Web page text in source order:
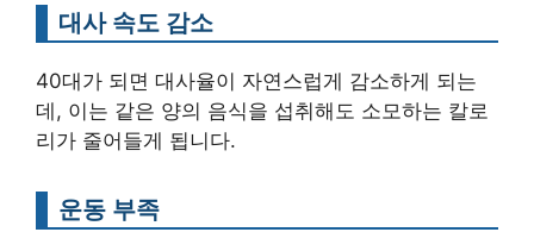
대사 속도 감소
40대가 되면 대사율이 자연스럽게 감소하게 되는
데, 이는 같은 양의 음식을 섭취해도 소모하는 칼로
리가 줄어들게 됩니다.
운동 부족